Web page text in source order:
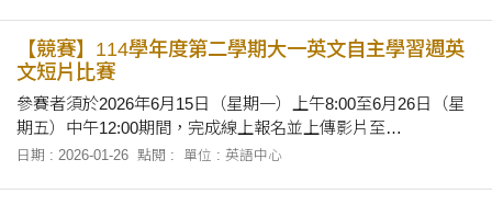
【競賽】114學年度第二學期大一英文自主學習週英
文短片比賽
參賽者須於2026年6月15日（星期一）上午8:00至6月26日（星
期五）中午12:00期間，完成線上報名並上傳影片至
YouTube（設定影片公開、關閉營利）。
日期 : 2026-01-26 點閱 : 單位 : 英語中心